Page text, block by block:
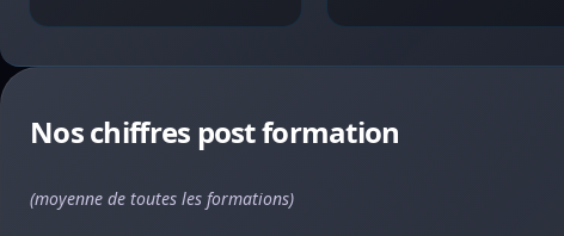
Nos chiffres post formation
(moyenne de toutes les formations)